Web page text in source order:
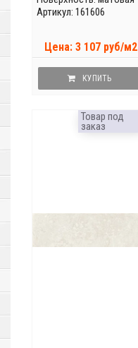
Артикул: 161606
Цена: 3 107 руб/м2
КУПИТЬ
Товар под
заказ